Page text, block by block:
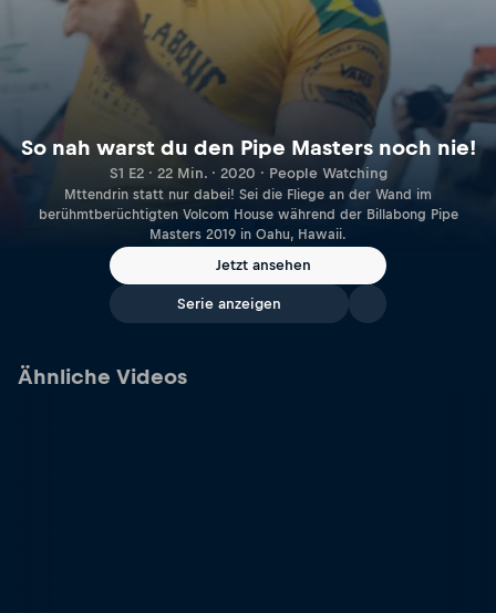
So nah warst du den Pipe Masters noch nie!
S1 E2 · 22 Min. · 2020 · People Watching
Mttendrin statt nur dabei! Sei die Fliege an der Wand im
berühmtberüchtigten Volcom House während der Billabong Pipe
Masters 2019 in Oahu, Hawaii.
Jetzt ansehen
Serie anzeigen
Ähnliche Videos